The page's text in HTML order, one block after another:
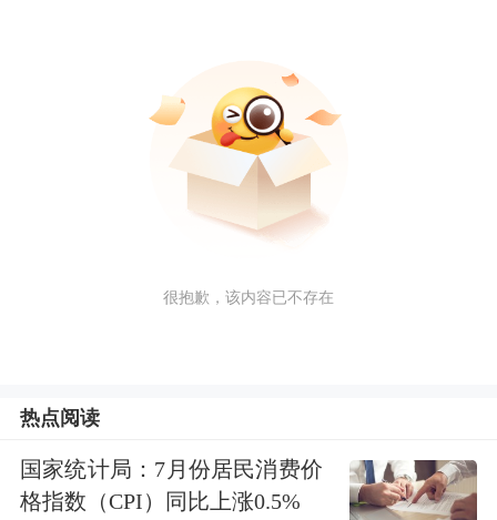
很抱歉，该内容已不存在
热点阅读
国家统计局：7月份居民消费价
格指数（CPI）同比上涨0.5%